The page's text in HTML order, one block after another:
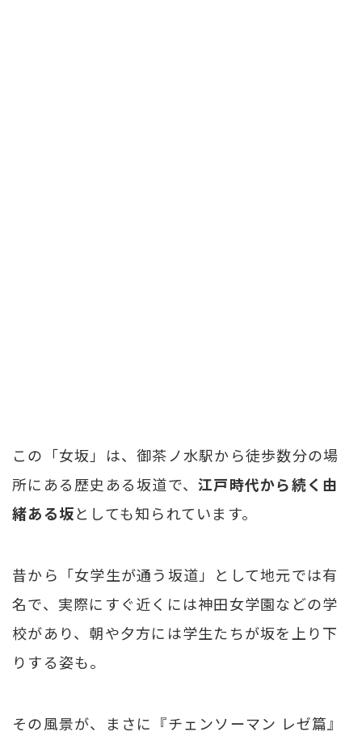
この「女坂」は、御茶ノ水駅から徒歩数分の場
所にある歴史ある坂道で、江戸時代から続く由
緒ある坂としても知られています。
昔から「女学生が通う坂道」として地元では有
名で、実際にすぐ近くには神田女学園などの学
校があり、朝や夕方には学生たちが坂を上り下
りする姿も。
その風景が、まさに『チェンソーマン レゼ篇』